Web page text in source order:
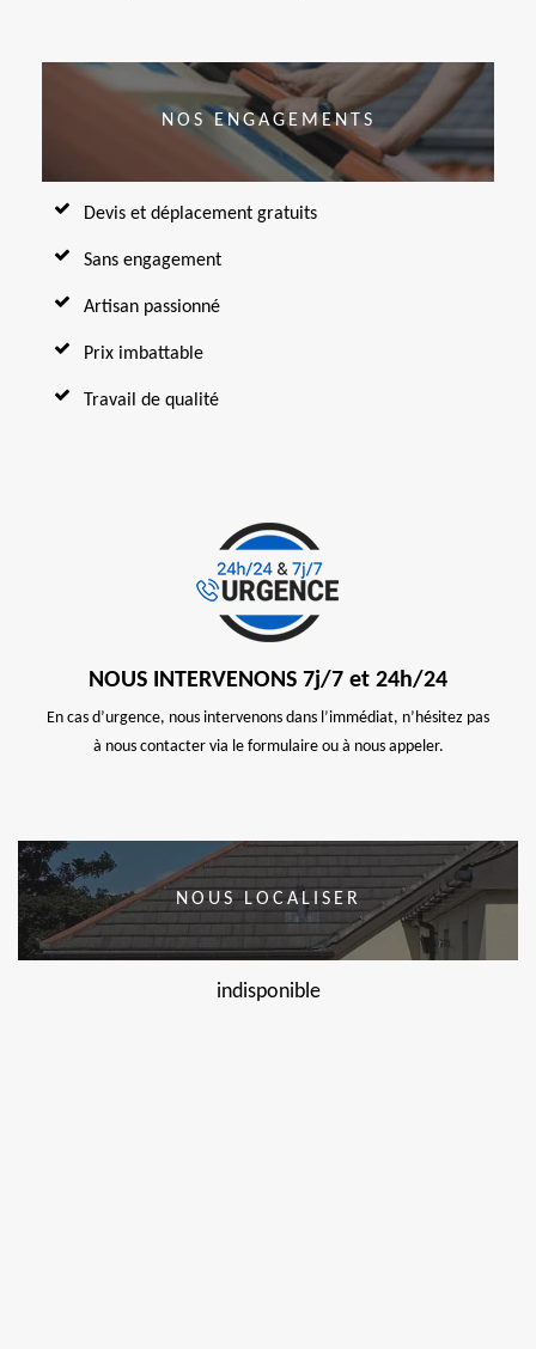
NOS ENGAGEMENTS
Devis et déplacement gratuits
Sans engagement
Artisan passionné
Prix imbattable
Travail de qualité
NOUS INTERVENONS 7j/7 et 24h/24
En cas d’urgence, nous intervenons dans l’immédiat, n’hésitez pas
à nous contacter via le formulaire ou à nous appeler.
NOUS LOCALISER
indisponible